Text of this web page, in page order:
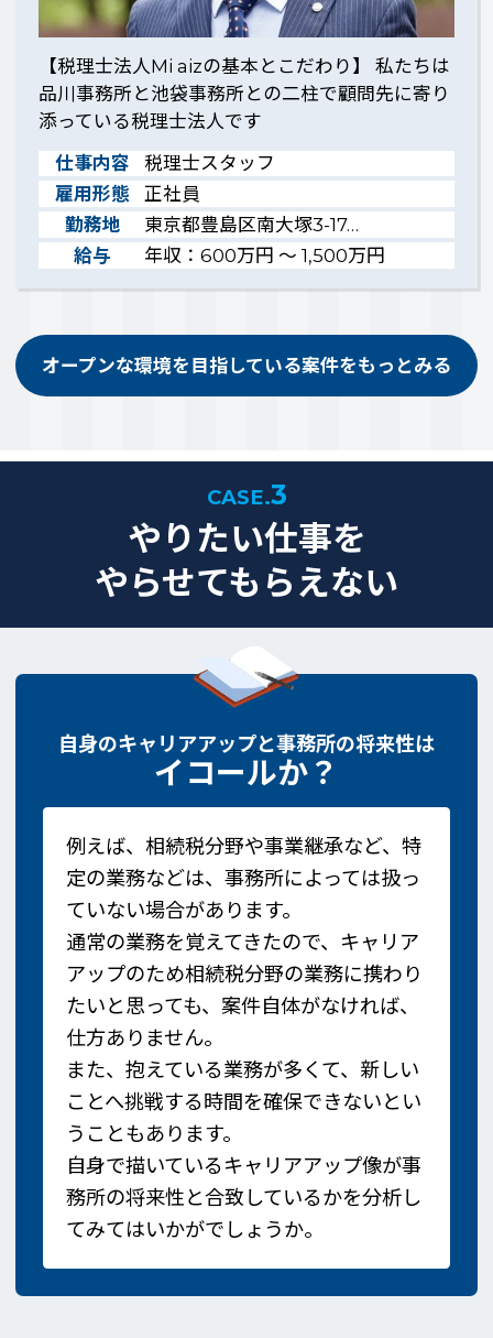
【税理士法人Mi aizの基本とこだわり】 私たちは
品川事務所と池袋事務所との二柱で顧問先に寄り
添っている税理士法人です
仕事内容
税理士スタッフ
雇用形態
正社員
勤務地
東京都豊島区南大塚3-17…
給与
年収：600万円 ～ 1,500万円
オープンな環境を目指している案件をもっとみる
CASE.3
やりたい仕事を
やらせてもらえない
自身のキャリアアップと事務所の将来性は
イコールか？
例えば、相続税分野や事業継承など、特
定の業務などは、事務所によっては扱っ
ていない場合があります。
通常の業務を覚えてきたので、キャリア
アップのため相続税分野の業務に携わり
たいと思っても、案件自体がなければ、
仕方ありません。
また、抱えている業務が多くて、新しい
ことへ挑戦する時間を確保できないとい
うこともあります。
自身で描いているキャリアアップ像が事
務所の将来性と合致しているかを分析し
てみてはいかがでしょうか。